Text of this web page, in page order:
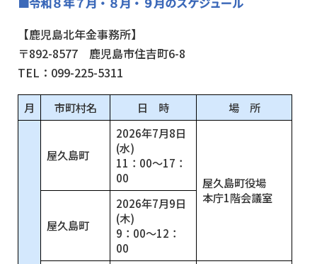
【鹿児島北年金事務所】
〒892-8577 鹿児島市住吉町6-8
TEL：099-225-5311
月 市町村名 日 時 場 所
屋久島町
2026年7月8日
(水)
11：00～17：
00
屋久島町役場
本庁1階会議室
屋久島町
2026年7月9日
(木)
9：00～12：
00